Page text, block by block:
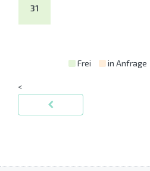
31
Frei in Anfrage
<